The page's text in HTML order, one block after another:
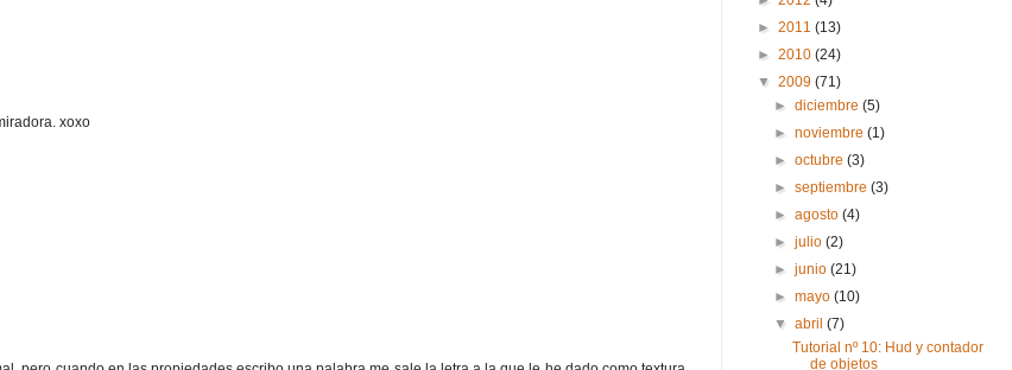
xoxo
► 2011 (13)
► 2010 (24)
▼ 2009 (71)
►diciembre(5)
►noviembre(1)
►octubre(3)
►septiembre(3)
►agosto(4)
►julio(2)
►junio(21)
►mayo(10)
▼abril(7)
Tutorial nº 10: Hud y contador
de objetos